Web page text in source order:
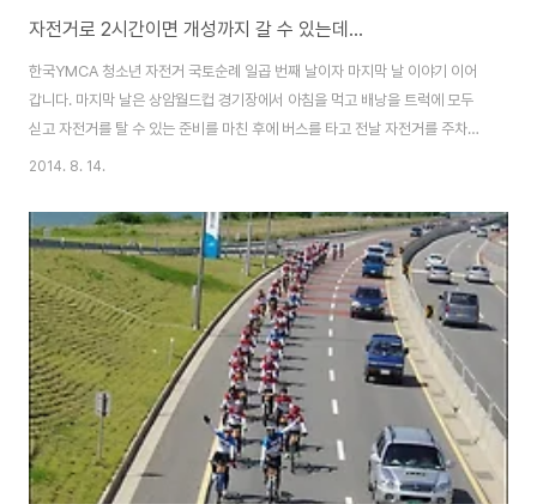
자전거로 2시간이면 개성까지 갈 수 있는데...
한국YMCA 청소년 자전거 국토순례 일곱 번째 날이자 마지막 날 이야기 이어
갑니다. 마지막 날은 상암월드컵 경기장에서 아침을 먹고 배낭을 트럭에 모두
싣고 자전거를 탈 수 있는 준비를 마친 후에 버스를 타고 전날 자전거를 주차해
두었던 서울시청광장으로 이동하였습니다. 시청 광장에서 밤새 한 곳에 묶어서
50분이었습니다. 서울시청광장에서 출발하여 약 50km를 달려 임진각에 도
착하였습니다. 임진각으로 가는 중에 문산 행복센터에서 점심을 먹은 시간까지
포함하여 오후 1시 40분 경에 임진각에 도착하였습니다. 일기 예보에서 태풍
이 온다는 경고가 계속되었고, 아침부터 비가 온다는 일기예보가 있었기 때문
에 걱정을 많이 하였는데 다행히 많은 ..
2014. 8. 14.